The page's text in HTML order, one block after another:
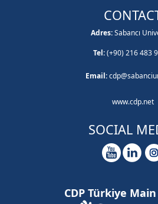
Adres:Sabancı
Tel:(+90) 216 483
Email:
www.cdp.net
SOCIAL
CDP Türkiye